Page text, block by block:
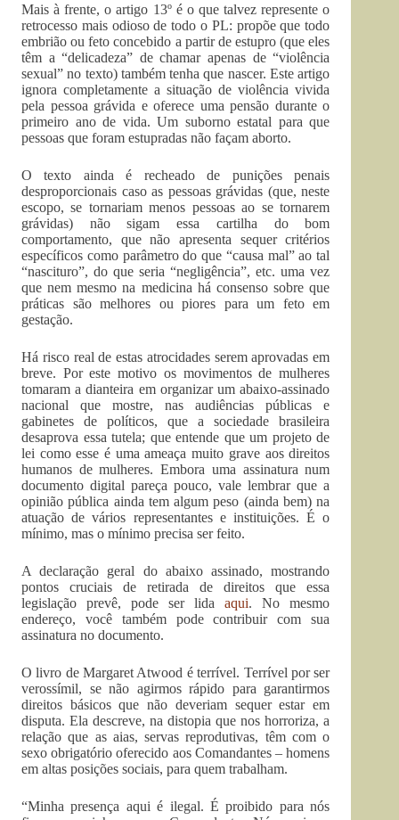
Mais à frente, o artigo 13º é o que talvez represente o
retrocesso mais odioso de todo o PL: propõe que todo
embrião ou feto concebido a partir de estupro (que eles
têm a “delicadeza” de chamar apenas de “violência
sexual” no texto) também tenha que nascer. Este artigo
ignora completamente a situação de violência vivida
pela pessoa grávida e oferece uma pensão durante o
primeiro ano de vida. Um suborno estatal para que
pessoas que foram estupradas não façam aborto.
O texto ainda é recheado de punições penais
desproporcionais caso as pessoas grávidas (que, neste
escopo, se tornariam menos pessoas ao se tornarem
grávidas) não sigam essa cartilha do bom
comportamento, que não apresenta sequer critérios
específicos como parâmetro do que “causa mal” ao tal
“nascituro”, do que seria “negligência”, etc. uma vez
que nem mesmo na medicina há consenso sobre que
práticas são melhores ou piores para um feto em
gestação.
Há risco real de estas atrocidades serem aprovadas em
breve. Por este motivo os movimentos de mulheres
tomaram a dianteira em organizar um abaixo-assinado
nacional que mostre, nas audiências públicas e
gabinetes de políticos, que a sociedade brasileira
desaprova essa tutela; que entende que um projeto de
lei como esse é uma ameaça muito grave aos direitos
humanos de mulheres. Embora uma assinatura num
documento digital pareça pouco, vale lembrar que a
opinião pública ainda tem algum peso (ainda bem) na
atuação de vários representantes e instituições. É o
mínimo, mas o mínimo precisa ser feito.
A declaração geral do abaixo assinado, mostrando
pontos cruciais de retirada de direitos que essa
legislação prevê, pode ser lidaaqui. No mesmo
endereço, você também pode contribuir com sua
assinatura no documento.
O livro de Margaret Atwood é terrível. Terrível por ser
verossímil, se não agirmos rápido para garantirmos
direitos básicos que não deveriam sequer estar em
disputa. Ela descreve, na distopia que nos horroriza, a
relação que as aias, servas reprodutivas, têm com o
sexo obrigatório oferecido aos Comandantes – homens
em altas posições sociais, para quem trabalham.
“Minha presença aqui é ilegal. É proibido para nós